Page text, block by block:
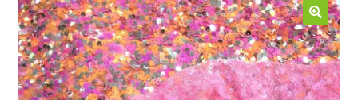
Jak nakupovat
Aktuality
Kontakt